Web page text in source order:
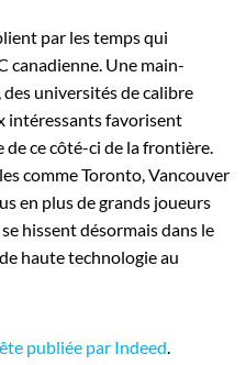
par les temps qui
canadienne. Une main-
universités de calibre
intéressants favorisent
ce côté-ci de la frontière.
comme Toronto, Vancouver
en plus de grands joueurs
hissent désormais dans le
haute technologie au
publiée par Indeed.